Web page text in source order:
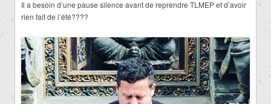
Il a besoin d’une pause silence avant de reprendre TLMEP et d’avoir
rien fait de l’été????